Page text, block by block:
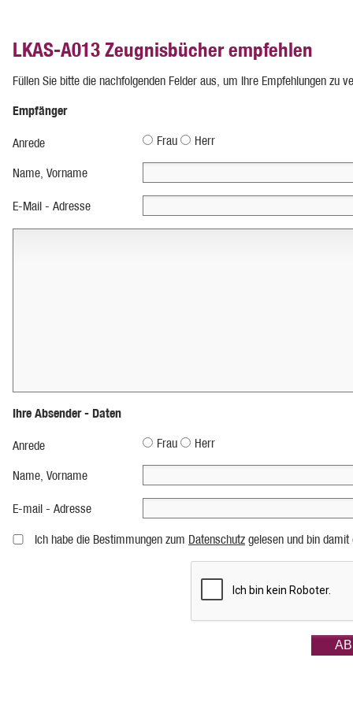
LKAS-A013 Zeugnisbücher empfehlen
Füllen Sie bitte die nachfolgenden Felder aus, um Ihre Empfehlungen zu
Empfänger
Anrede Frau Herr
Name, Vorname
E-Mail - Adresse
Ihre Absender - Daten
Anrede Frau Herr
Name, Vorname
E-mail - Adresse
Ich habe die Bestimmungen zum Datenschutz gelesen und bin